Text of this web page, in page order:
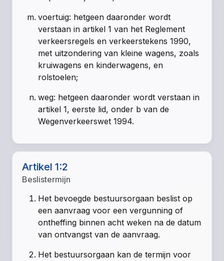
voertuig: hetgeen daaronder wordt
verstaan in artikel 1 van het Reglement
verkeersregels en verkeerstekens 1990,
met uitzondering van kleine wagens, zoals
kruiwagens en kinderwagens, en
rolstoelen;
weg: hetgeen daaronder wordt verstaan in
artikel 1, eerste lid, onder b van de
Wegenverkeerswet 1994.
Artikel 1:2
Beslistermijn
Het bevoegde bestuursorgaan beslist op
een aanvraag voor een vergunning of
ontheffing binnen acht weken na de datum
van ontvangst van de aanvraag.
Het bestuursorgaan kan de termijn voor